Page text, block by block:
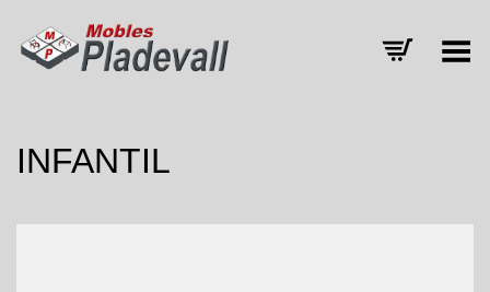
Toggle Menu
INFANTIL